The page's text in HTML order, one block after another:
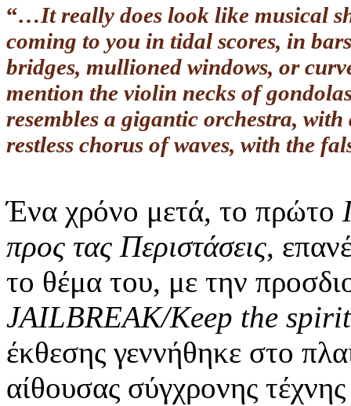
“…It really does look like musical
coming to you in tidal scores, in
bridges, mullioned windows, or
mention the violin necks of
resembles a gigantic orchestra,
restless chorus of waves, with the
Ένα χρόνο μετά, το πρώτο
προς τας Περιστάσεις,
το θέμα του, με την
JAILBREAK/Keep the
έκθεσης γεννήθηκε στο
αίθουσας σύγχρονης